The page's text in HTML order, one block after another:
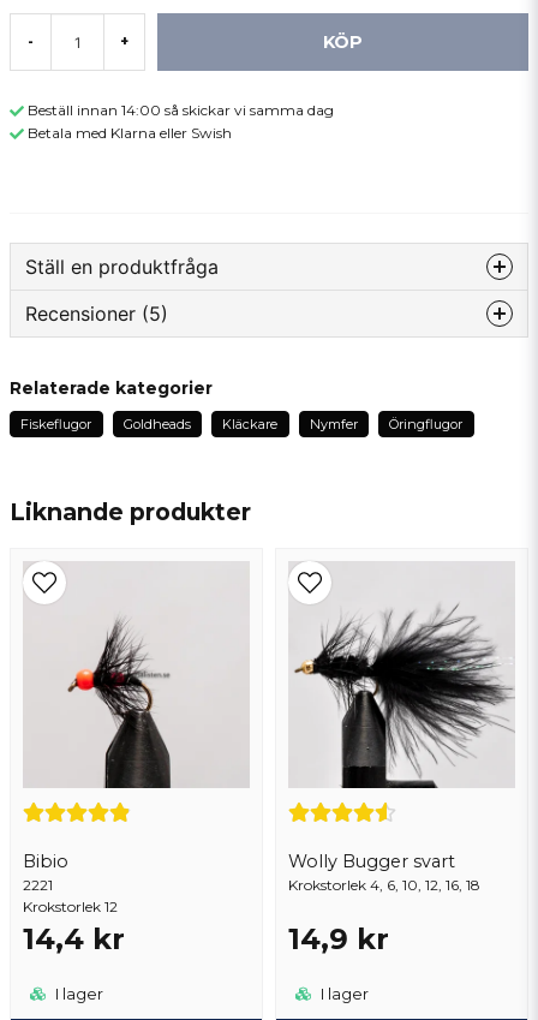
- + KÖP
Beställ innan 14:00 så skickar vi samma dag
Betala med Klarna eller Swish
Liknande produkter
Bibio
2221
Krokstorlek 12
14,4 kr
I lager
Wolly Bugger svart
Krokstorlek 4, 6, 10, 12, 16, 18
14,9 kr
I lager
Ställ en produktfråga
question
Fråga oss något om denna produkten...
Ja, ni får publicera min fråga
Skicka fråga
Recensioner (5)
Niklas
Mikael
Riktigt bra fluga
för 3 år sedan
Torgny
för 3 år sedan
Färggrann och fin. BRA
Relaterade kategorier
Fiskeflugor Goldheads Kläckare Nymfer Öringflugor